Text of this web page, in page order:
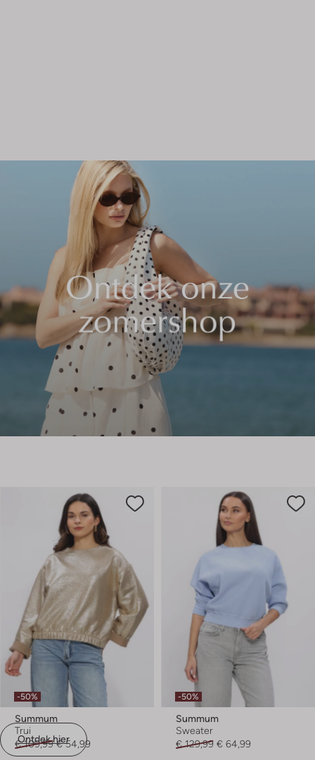
Ontdek hier
-50%
Summum
Trui
€ 109,99 € 54,99
-50%
Summum
Sweater
€ 129,99 € 64,99